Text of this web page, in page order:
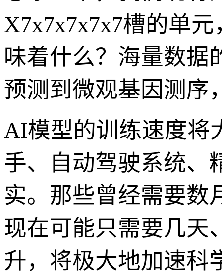
X7x7x7x7x7槽的单
味着什么？海量数据
预测到微观基因测序
AI模型的训练速度将
手、自动驾驶系统、
实。那些曾经需要数
现在可能只需要几天
升，将极大地加速科